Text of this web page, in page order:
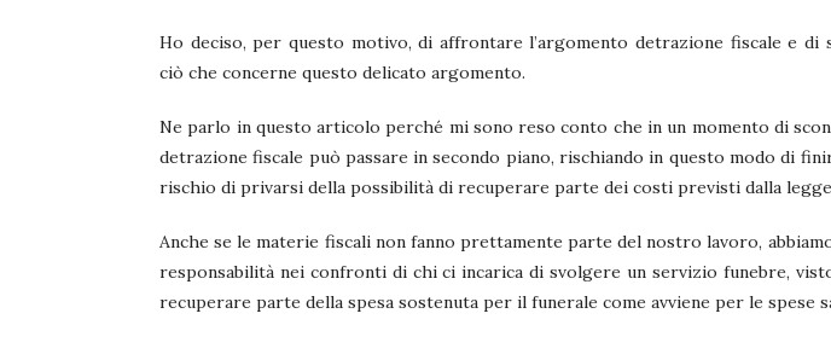
Ho deciso, per questo motivo, di affrontare l’argomento detrazione fiscale e di
ciò che concerne questo delicato argomento.
Ne parlo in questo articolo perché mi sono reso conto che in un momento di
detrazione fiscale può passare in secondo piano, rischiando in questo modo di
rischio di privarsi della possibilità di recuperare parte dei costi previsti dalla
Anche se le materie fiscali non fanno prettamente parte del nostro lavoro,
responsabilità nei confronti di chi ci incarica di svolgere un servizio funebre,
recuperare parte della spesa sostenuta per il funerale come avviene per le spese